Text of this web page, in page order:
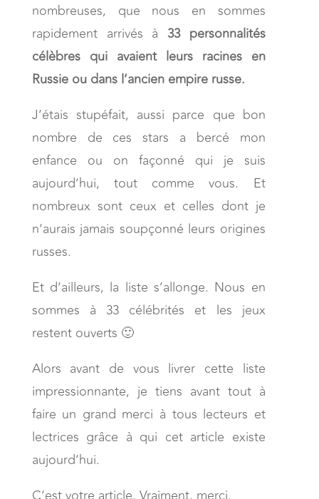
nombreuses, que nous en sommes
rapidement arrivés à 33 personnalités
célèbres qui avaient leurs racines en
Russie ou dans l’ancien empire russe.
J’étais stupéfait, aussi parce que bon
nombre de ces stars a bercé mon
enfance ou on façonné qui je suis
aujourd’hui, tout comme vous. Et
nombreux sont ceux et celles dont je
n’aurais jamais soupçonné leurs origines
russes.
Et d’ailleurs, la liste s’allonge. Nous en
sommes à 33 célébrités et les jeux
restent ouverts 🙂
Alors avant de vous livrer cette liste
impressionnante, je tiens avant tout à
faire un grand merci à tous lecteurs et
lectrices grâce à qui cet article existe
aujourd’hui.